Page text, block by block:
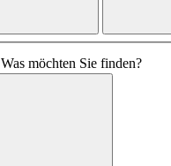
Was möchten Sie finden?